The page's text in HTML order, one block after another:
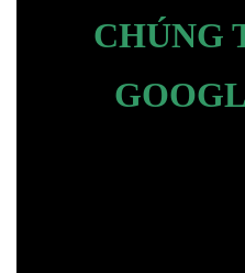
CHÚNG